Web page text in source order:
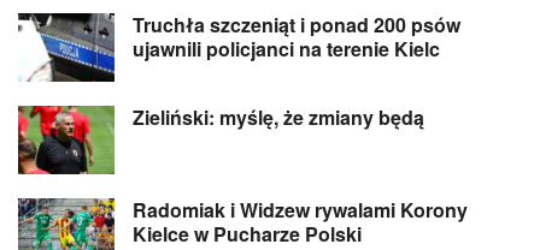
Truchła szczeniąt i ponad 200 psów
ujawnili policjanci na terenie Kielc
Zieliński: myślę, że zmiany będą
Radomiak i Widzew rywalami Korony
Kielce w Pucharze Polski